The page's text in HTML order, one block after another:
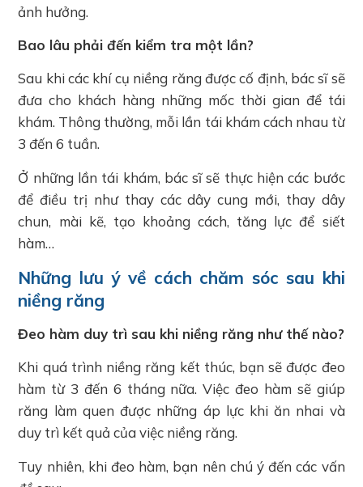
ảnh hưởng.
Bao lâu phải đến kiểm tra một lần?
Sau khi các khí cụ niềng răng được cố định, bác sĩ sẽ
đưa cho khách hàng những mốc thời gian để tái
khám. Thông thường, mỗi lần tái khám cách nhau từ
3 đến 6 tuần.
Ở những lần tái khám, bác sĩ sẽ thực hiện các bước
để điều trị như thay các dây cung mới, thay dây
chun, mài kẽ, tạo khoảng cách, tăng lực để siết
hàm…
Những lưu ý về cách chăm sóc sau khi
niềng răng
Đeo hàm duy trì sau khi niềng răng như thế nào?
Khi quá trình niềng răng kết thúc, bạn sẽ được đeo
hàm từ 3 đến 6 tháng nữa. Việc đeo hàm sẽ giúp
răng làm quen được những áp lực khi ăn nhai và
duy trì kết quả của việc niềng răng.
Tuy nhiên, khi đeo hàm, bạn nên chú ý đến các vấn